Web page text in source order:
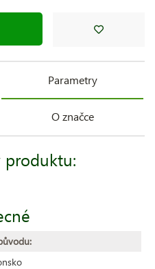
Parametry
O značce
produktu: